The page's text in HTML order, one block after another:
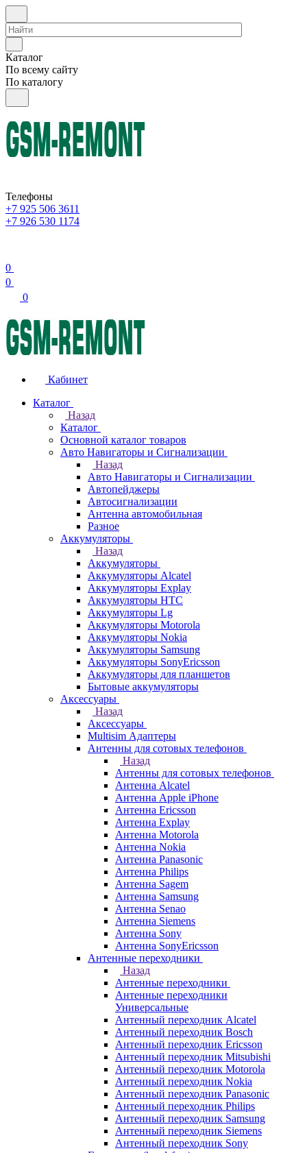
Каталог
По всему сайту
По каталогу
Телефоны
+7 925 506 3611
+7 926 530 1174
0
0
0
Кабинет
Каталог
Назад
Каталог
Основной каталог товаров
Авто Навигаторы и Сигнализации
Назад
Авто Навигаторы и Сигнализации
Автопейджеры
Автосигнализации
Антенна автомобильная
Разное
Аккумуляторы
Назад
Аккумуляторы
Аккумуляторы Alcatel
Аккумуляторы Explay
Аккумуляторы HTC
Аккумуляторы Lg
Аккумуляторы Motorola
Аккумуляторы Nokia
Аккумуляторы Samsung
Аккумуляторы SonyEricsson
Аккумуляторы для планшетов
Бытовые аккумуляторы
Аксессуары
Назад
Аксессуары
Multisim Адаптеры
Антенны для сотовых телефонов
Назад
Антенны для сотовых телефонов
Антенна Alcatel
Антенна Apple iPhone
Антенна Ericsson
Антенна Explay
Антенна Motorola
Антенна Nokia
Антенна Panasonic
Антенна Philips
Антенна Sagem
Антенна Samsung
Антенна Senao
Антенна Siemens
Антенна Sony
Антенна SonyEricsson
Антенные переходники
Назад
Антенные переходники
Антенные переходники
Универсальные
Антенный переходник Alcatel
Антенный переходник Bosch
Антенный переходник Ericsson
Антенный переходник Mitsubishi
Антенный переходник Motorola
Антенный переходник Nokia
Антенный переходник Panasonic
Антенный переходник Philips
Антенный переходник Samsung
Антенный переходник Siemens
Антенный переходник Sony